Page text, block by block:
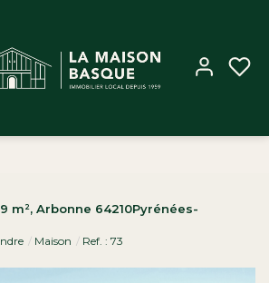
m², Arbonne 64210Pyrénées-
Maison Ref. : 73